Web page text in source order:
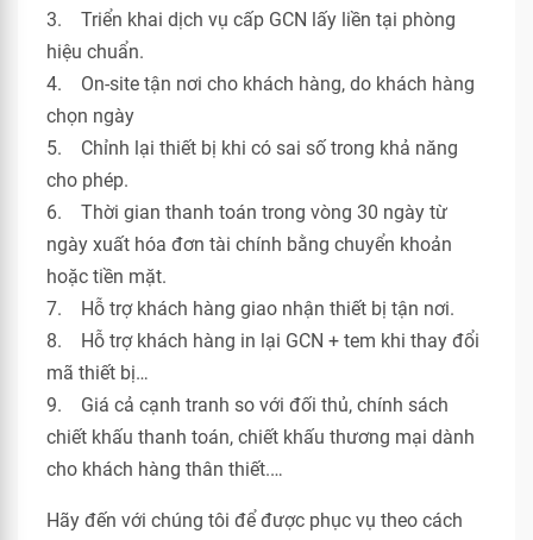
3. Triển khai dịch vụ cấp GCN lấy liền tại phòng
hiệu chuẩn.
4. On-site tận nơi cho khách hàng, do khách hàng
chọn ngày
5. Chỉnh lại thiết bị khi có sai số trong khả năng
cho phép.
6. Thời gian thanh toán trong vòng 30 ngày từ
ngày xuất hóa đơn tài chính bằng chuyển khoản
hoặc tiền mặt.
7. Hỗ trợ khách hàng giao nhận thiết bị tận nơi.
8. Hỗ trợ khách hàng in lại GCN + tem khi thay đổi
mã thiết bị…
9. Giá cả cạnh tranh so với đối thủ, chính sách
chiết khấu thanh toán, chiết khấu thương mại dành
cho khách hàng thân thiết.…
Hãy đến với chúng tôi để được phục vụ theo cách